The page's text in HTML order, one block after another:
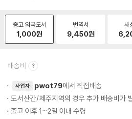
중고 외국도서
1,000원
번역서
9,450원
새
배송비
사업자 pwot79에서 직접배송
도서산간/제주지역의 경우 추가 배송비가
출고 이후 1~2일 이내 수령